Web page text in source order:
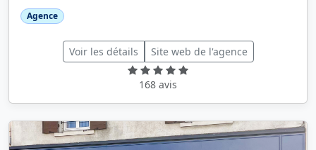
Agence
Voir les détails Site web de l'agence
168 avis